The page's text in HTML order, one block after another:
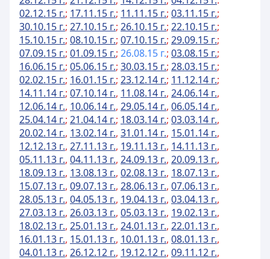
02.12.15 г.; 17.11.15 г.; 11.11.15 г.; 03.11.15 г.;
30.10.15 г.; 27.10.15 г.; 26.10.15 г.; 22.10.15 г.;
15.10.15 г.; 08.10.15 г.; 07.10.15 г.; 29.09.15 г.;
07.09.15 г.; 01.09.15 г.; 26.08.15 г.; 03.08.15 г.;
16.06.15 г.; 05.06.15 г.; 30.03.15 г.; 28.03.15 г.;
02.02.15 г.; 16.01.15 г.; 23.12.14 г.; 11.12.14 г.;
14.11.14 г.; 07.10.14 г., 11.08.14 г., 24.06.14 г.,
12.06.14 г., 10.06.14 г., 29.05.14 г., 06.05.14 г.,
25.04.14 г.; 21.04.14 г.; 18.03.14 г.; 03.03.14 г.,
20.02.14 г., 13.02.14 г., 31.01.14 г., 15.01.14 г.,
12.12.13 г., 27.11.13 г., 19.11.13 г., 14.11.13 г.,
05.11.13 г., 04.11.13 г., 24.09.13 г., 20.09.13 г.,
18.09.13 г., 13.08.13 г., 02.08.13 г., 18.07.13 г.,
15.07.13 г., 09.07.13 г., 28.06.13 г., 07.06.13 г.,
28.05.13 г., 04.05.13 г., 19.04.13 г., 03.04.13 г.,
27.03.13 г., 26.03.13 г., 05.03.13 г., 19.02.13 г.,
18.02.13 г., 25.01.13 г., 24.01.13 г., 22.01.13 г.,
16.01.13 г., 15.01.13 г., 10.01.13 г., 08.01.13 г.,
04.01.13 г., 26.12.12 г., 19.12.12 г., 09.11.12 г.,